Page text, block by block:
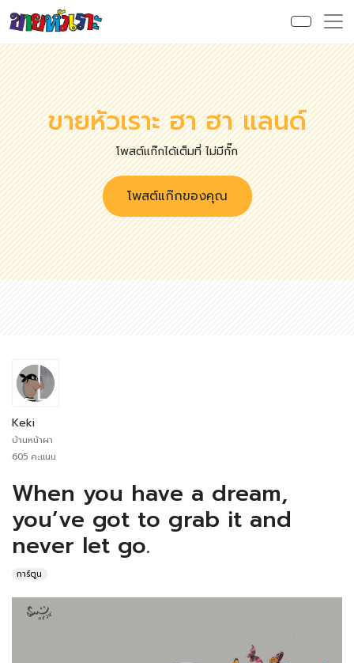
ขายหัวเราะ ฮา ฮา แลนด์
โพสต์แก๊กได้เต็มที่ ไม่มีกั๊ก
โพสต์แก๊กของคุณ
Keki
บ้านหน้าผา
605 คะแนน
When you have a dream,
you’ve got to grab it and
never let go.
การ์ตูน